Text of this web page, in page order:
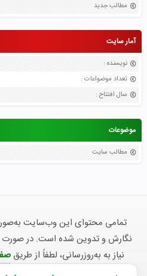
مطالب جدید
آمار سایت
نویسنده :
تعداد موضواعات :
سال افتتاح :
موضوعات
مطالب سایت
تمامی محتوای این وب‌سایت
نگارش و تدوین شده است. در صورت
نیاز به به‌روزرسانی، لطفاً از طریق